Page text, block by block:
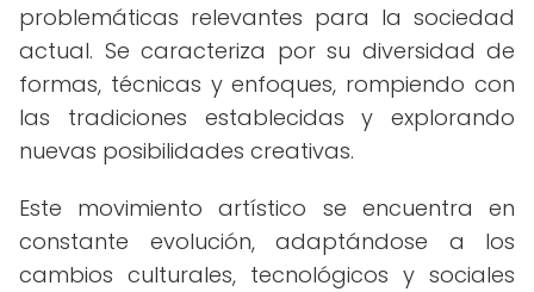
problemáticas relevantes para la sociedad
actual. Se caracteriza por su diversidad de
formas, técnicas y enfoques, rompiendo con
las tradiciones establecidas y explorando
nuevas posibilidades creativas.
Este movimiento artístico se encuentra en
constante evolución, adaptándose a los
cambios culturales, tecnológicos y sociales